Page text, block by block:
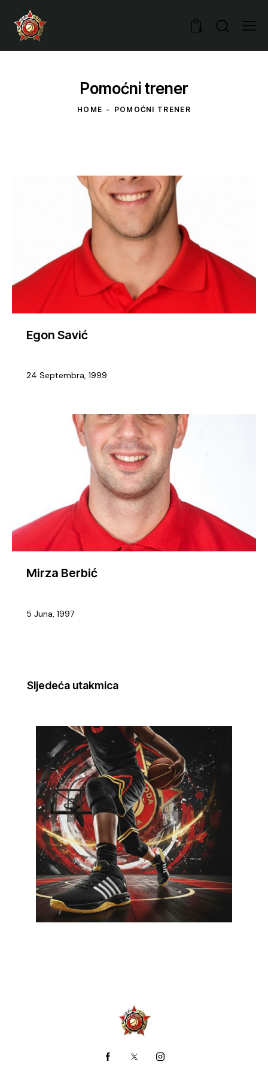
0
Pomoćni trener
HOME POMOĆNI TRENER
Egon Savić
24 Septembra, 1999
Mirza Berbić
5 Juna, 1997
Sljedeća utakmica